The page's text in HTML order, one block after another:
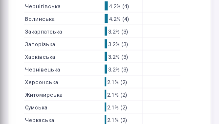
4.2% (4)
4.2% (4)
3.2% (3)
3.2% (3)
3.2% (3)
3.2% (3)
2.1% (2)
2.1% (2)
2.1% (2)
2.1% (2)
Чернігівська
Волинська
Закарпатська
Запорізька
Харківська
Чернівецька
Херсонська
Житомирська
Сумська
Черкаська